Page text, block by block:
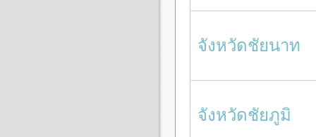
จังหวัดชัยนาท
จังหวัดชัยภูมิ